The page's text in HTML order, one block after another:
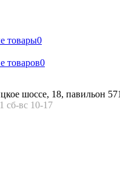
товары0
товаров0
шоссе, 18, павильон
сб-вс 10-17